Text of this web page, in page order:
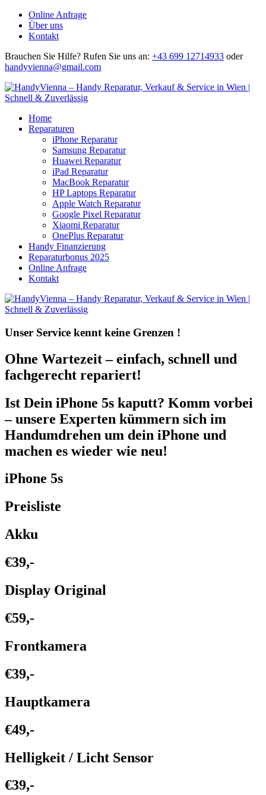
Online Anfrage
Über uns
Kontakt
Brauchen Sie Hilfe? Rufen Sie uns an: +43 699 12714933 oder
handyvienna@gmail.com
Home
Reparaturen
iPhone Reparatur
Samsung Reparatur
Huawei Reparatur
iPad Reparatur
MacBook Reparatur
HP Laptops Reparatur
Apple Watch Reparatur
Google Pixel Reparatur
Xiaomi Reparatur
OnePlus Reparatur
Handy Finanzierung
Reparaturbonus 2025
Online Anfrage
Kontakt
Unser Service kennt keine Grenzen !
Ohne Wartezeit – einfach, schnell und
fachgerecht repariert!
Ist Dein iPhone 5s kaputt? Komm vorbei
– unsere Experten kümmern sich im
Handumdrehen um dein iPhone und
machen es wieder wie neu!
iPhone 5s
Preisliste
Akku
€39,-
Display Original
€59,-
Frontkamera
€39,-
Hauptkamera
€49,-
Helligkeit / Licht Sensor
€39,-